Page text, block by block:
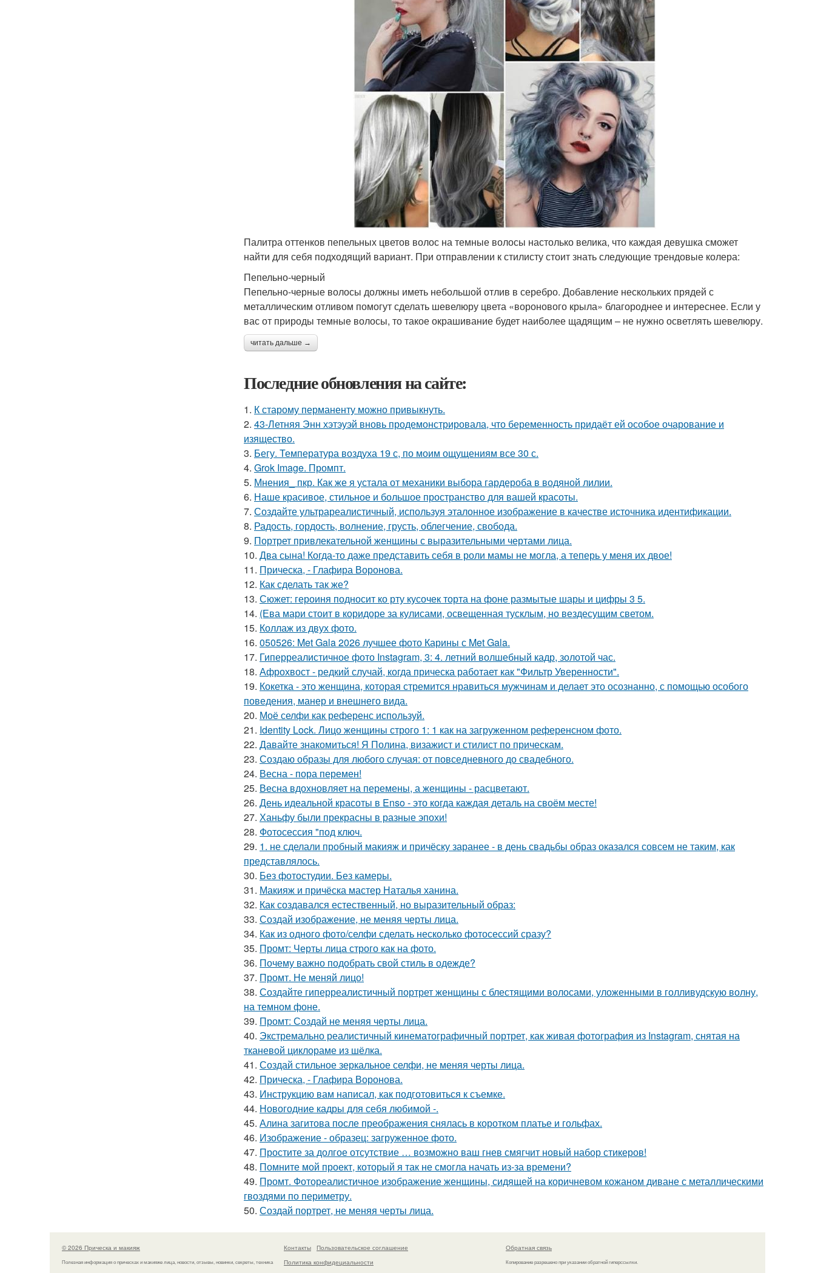
Палитра оттенков пепельных цветов волос на темные волосы настолько велика, что каждая девушка сможет
найти для себя подходящий вариант. При отправлении к стилисту стоит знать следующие трендовые колера:
Пепельно-черный
Пепельно-черные волосы должны иметь небольшой отлив в серебро. Добавление нескольких прядей с
металлическим отливом помогут сделать шевелюру цвета «воронового крыла» благороднее и интереснее. Если у
вас от природы темные волосы, то такое окрашивание будет наиболее щадящим – не нужно осветлять шевелюру.
читать дальше →
Последние обновления на сайте:
1. К старому перманенту можно привыкнуть.
2. 43-Летняя Энн хэтэуэй вновь продемонстрировала, что беременность придаёт ей особое очарование и
изящество.
3. Бегу. Температура воздуха 19 с, по моим ощущениям все 30 с.
4. Grok Image. Промпт.
5. Мнения_ пкр. Как же я устала от механики выбора гардероба в водяной лилии.
6. Наше красивое, стильное и большое пространство для вашей красоты.
7. Создайте ультрареалистичный, используя эталонное изображение в качестве источника идентификации.
8. Радость, гордость, волнение, грусть, облегчение, свобода.
9. Портрет привлекательной женщины с выразительными чертами лица.
10. Два сына! Когда-то даже представить себя в роли мамы не могла, а теперь у меня их двое!
11. Прическа, - Глафира Воронова.
12. Как сделать так же?
13. Сюжет: героиня подносит ко рту кусочек торта на фоне размытые шары и цифры 3 5.
14. (Ева мари стоит в коридоре за кулисами, освещенная тусклым, но вездесущим светом.
15. Коллаж из двух фото.
16. 050526: Met Gala 2026 лучшее фото Карины с Met Gala.
17. Гиперреалистичное фото Instagram, 3: 4. летний волшебный кадр, золотой час.
18. Афрохвост - редкий случай, когда прическа работает как "Фильтр Уверенности".
19. Кокетка - это женщина, которая стремится нравиться мужчинам и делает это осознанно, с помощью особого
поведения, манер и внешнего вида.
20. Моё селфи как референс используй.
21. Identity Lock. Лицо женщины строго 1: 1 как на загруженном референсном фото.
22. Давайте знакомиться! Я Полина, визажист и стилист по прическам.
23. Создаю образы для любого случая: от повседневного до свадебного.
24. Весна - пора перемен!
25. Весна вдохновляет на перемены, а женщины - расцветают.
26. День идеальной красоты в Enso - это когда каждая деталь на своём месте!
27. Ханьфу были прекрасны в разные эпохи!
28. Фотосессия "под ключ.
29. 1. не сделали пробный макияж и причёску заранее - в день свадьбы образ оказался совсем не таким, как
представлялось.
30. Без фотостудии. Без камеры.
31. Макияж и причёска мастер Наталья ханина.
32. Как создавался естественный, но выразительный образ:
33. Создай изображение, не меняя черты лица.
34. Как из одного фото/селфи сделать несколько фотосессий сразу?
35. Промт: Черты лица строго как на фото.
36. Почему важно подобрать свой стиль в одежде?
37. Промт. Не меняй лицо!
38. Создайте гиперреалистичный портрет женщины с блестящими волосами, уложенными в голливудскую волну,
на темном фоне.
39. Промт: Создай не меняя черты лица.
40. Экстремально реалистичный кинематографичный портрет, как живая фотография из Instagram, снятая на
тканевой циклораме из шёлка.
41. Создай стильное зеркальное селфи, не меняя черты лица.
42. Прическа, - Глафира Воронова.
43. Инструкцию вам написал, как подготовиться к съемке.
44. Новогодние кадры для себя любимой -.
45. Алина загитова после преображения снялась в коротком платье и гольфах.
46. Изображение - образец: загруженное фото.
47. Простите за долгое отсутствие … возможно ваш гнев смягчит новый набор стикеров!
48. Помните мой проект, который я так не смогла начать из-за времени?
49. Промт. Фотореалистичное изображение женщины, сидящей на коричневом кожаном диване с металлическими
гвоздями по периметру.
50. Создай портрет, не меняя черты лица.
© 2026 Прическа и макияж
Полезная информация о прическах и макияже лица, новости, отзывы, новинки, секреты, техника
Контакты
Пользовательское соглашение
Политика конфидециальности
Обратная связь
Копирование разрешено при указании обратной гиперссылки.